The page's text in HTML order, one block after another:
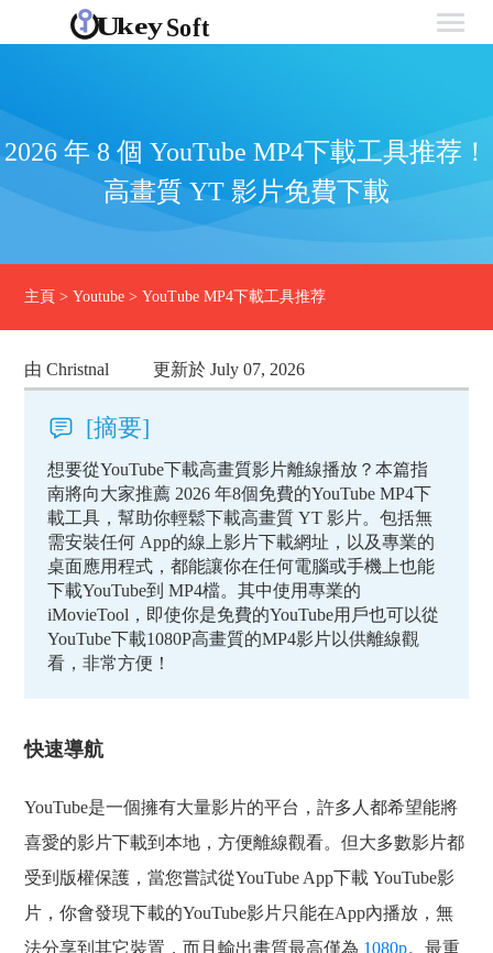
2026 年 8 個 YouTube MP4下載工具推荐！
高畫質 YT 影片免費下載
主頁 >Youtube >YouTube MP4下載工具推荐
由 Christnal 更新於 July 07, 2026
[摘要]
想要從YouTube下載高畫質影片離線播放？本篇指
南將向大家推薦 2026 年8個免費的YouTube MP4下
載工具，幫助你輕鬆下載高畫質 YT 影片。包括無
需安裝任何 App的線上影片下載網址，以及專業的
桌面應用程式，都能讓你在任何電腦或手機上也能
下載YouTube到 MP4檔。其中使用專業的
iMovieTool，即使你是免費的YouTube用戶也可以從
YouTube下載1080P高畫質的MP4影片以供離線觀
看，非常方便！
快速導航
YouTube是一個擁有大量影片的平台，許多人都希望能將
喜愛的影片下載到本地，方便離線觀看。但大多數影片都
受到版權保護，當您嘗試從YouTube App下載 YouTube影
片，你會發現下載的YouTube影片只能在App內播放，無
法分享到其它裝置，而且輸出畫質最高僅為 1080p。最重